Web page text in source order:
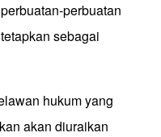
perbuatan
sebagai
hukum yang
akan diuraikan